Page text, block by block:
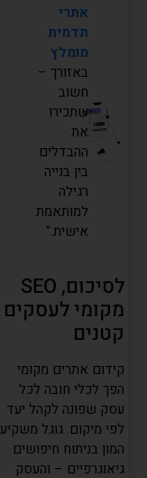
אתרי
תדמית
מומלץ
באזורך –
חשוב
שתכירו
את
ההבדלים
בין בנייה
רגילה
למותאמת
אישית."
לסיכום, SEO
מקומי לעסקים
קטנים
קידום אתרים מקומי
הפך לכלי חובה לכל
עסק שפונה לקהל יעד
לפי מיקום. גוגל משקיע
המון בניתוח חיפושים
גיאוגרפיים – והעסק